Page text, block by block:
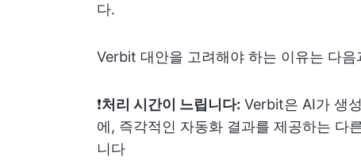
다.
Verbit 대안을 고려해야 하는 이유는 다음
❗️처리 시간이 느립니다: Verbit은 AI가 생
에, 즉각적인 자동화 결과를 제공하는 다
니다